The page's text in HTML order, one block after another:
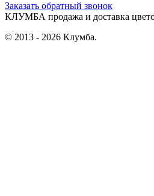
Заказать обратный звонок
КЛУМБА продажа и доставка
© 2013 - 2026 Клумба.